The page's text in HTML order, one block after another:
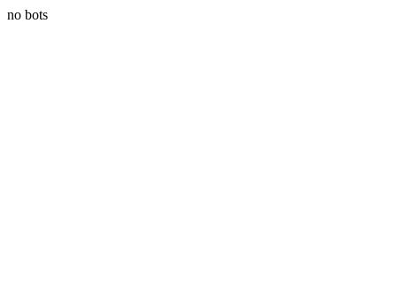
no bots